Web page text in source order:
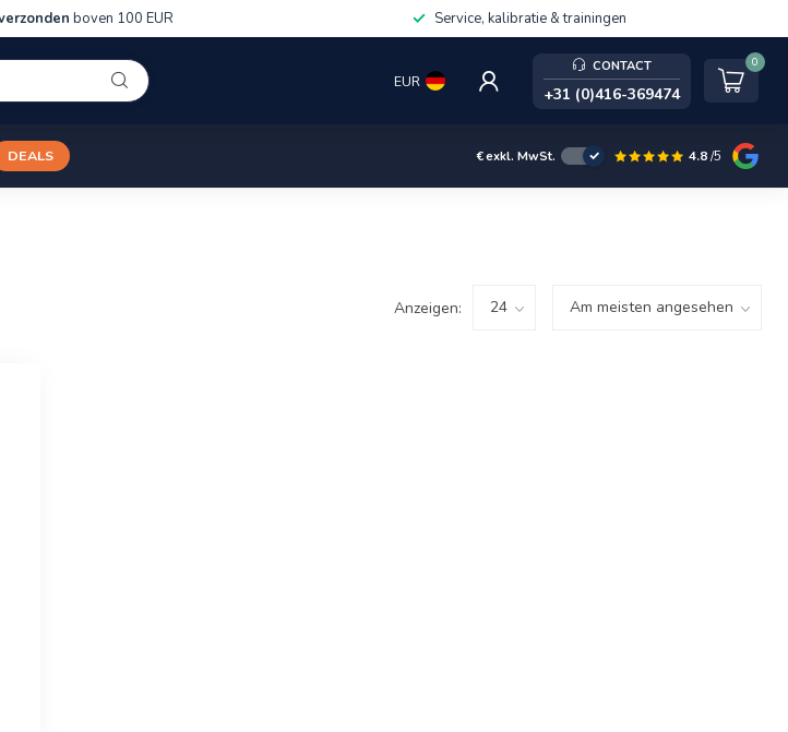
boven 100 EUR Service, kalibratie & trainingen
EUR
CONTACT
+31 (0)416-369474
0
DEALS €exkl. MwSt. 4.8/5
Anzeigen: